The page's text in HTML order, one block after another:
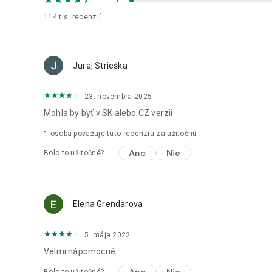
114 tis. recenzií
Juraj Strieška
23. novembra 2025
Mohla by byť v SK alebo CZ verzii.
1 osoba považuje túto recenziu za užitočnú
Bolo to užitočné? Áno Nie
Elena Grendarova
5. mája 2022
Velmi nápomocné